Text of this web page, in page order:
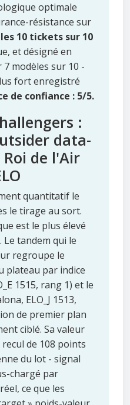
optimale
résistance sur
10 tickets sur 10
et désigné en
modèles sur 10 -
fort enregistré
de confiance : 5/5.
:
data-
de l'Air
quantitatif le
le tirage au sort.
est le plus élevé
Le tandem qui le
regroupe le
plateau par indice
1515, rang 1) et le
ELO_J 1513,
de premier plan
ciblé. Sa valeur
de 108 points
du lot - signal
chargé par
ce que les